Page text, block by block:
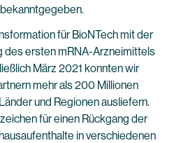
für BioNTech mit der
des ersten mRNA-Arzneimittels
März 2021 konnten wir
mehr als 200 Millionen
und Regionen ausliefern.
für einen Rückgang der
in verschiedenen